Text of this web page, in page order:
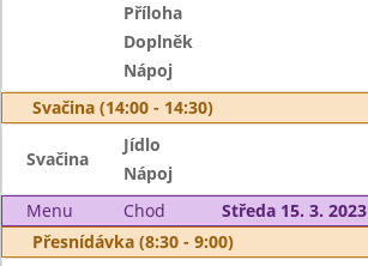
Příloha
Doplněk
Nápoj
Svačina (14:00 - 14:30)
Svačina
Jídlo
Nápoj
Menu
Chod
Středa 15. 3. 2023
Přesnídávka (8:30 - 9:00)